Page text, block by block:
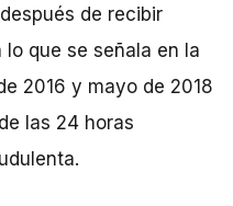
de recibir
que se señala en la
2016 y mayo de 2018
las 24 horas